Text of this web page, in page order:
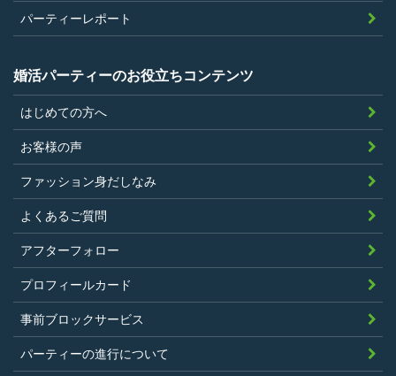
参加条件があり証明書が必要なパーティ
ーは、その条件にあてはまっており且つ
弊社が希望する証明書を持参できるこ
過去に、当社運営サービスにおいて、不
正行為、ストーカー行為、クレジットカ
ードの不正利用その他問題のある行為を
したことがないこと
暴力団等の反社会的勢力の関係者でな
く、また、法令違反あるいは公序良俗違
反行為等反社会的活動を行ったことがな
いこと
当社の独自の裁量によりLinkStoreの運営
上問題があると判断されたことがないこ
と
パーティーレポート
婚活パーティーのお役立ちコンテンツ
はじめての方へ
お客様の声
ファッション身だしなみ
よくあるご質問
アフターフォロー
プロフィールカード
事前ブロックサービス
パーティーの進行について